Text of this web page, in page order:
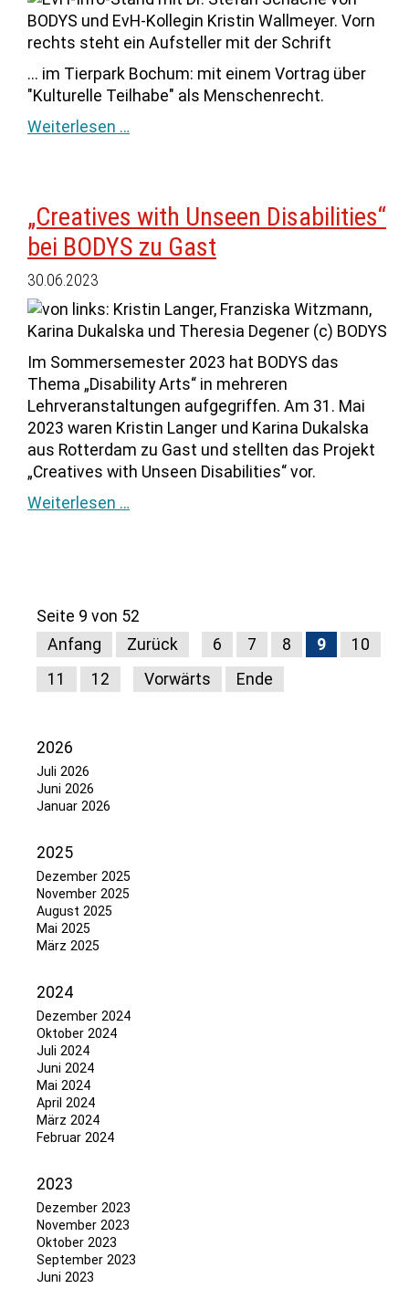
... im Tierpark Bochum: mit einem Vortrag über
"Kulturelle Teilhabe" als Menschenrecht.
Weiterlesen …
„Creatives with Unseen Disabilities“
bei BODYS zu Gast
30.06.2023
Im Sommersemester 2023 hat BODYS das
Thema „Disability Arts“ in mehreren
Lehrveranstaltungen aufgegriffen. Am 31. Mai
2023 waren Kristin Langer und Karina Dukalska
aus Rotterdam zu Gast und stellten das Projekt
„Creatives with Unseen Disabilities“ vor.
Weiterlesen …
Seite 9 von 52
Anfang
Zurück 6 7 8 9
10
11
12 Vorwärts Ende
2026
Juli 2026
Juni 2026
Januar 2026
2025
Dezember 2025
November 2025
August 2025
Mai 2025
März 2025
2024
Dezember 2024
Oktober 2024
Juli 2024
Juni 2024
Mai 2024
April 2024
März 2024
Februar 2024
2023
Dezember 2023
November 2023
Oktober 2023
September 2023
Juni 2023